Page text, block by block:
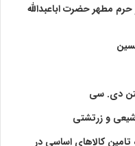
مطهر حضرت اباعبدالله
دی. سی
شیعی و زرتشتی
تامین کالاهای اساسی در